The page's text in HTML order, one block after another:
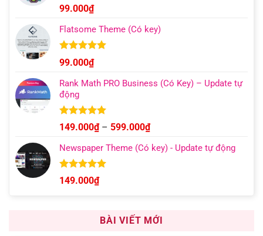
Được xếp
hạng 4.96
5 sao
99.000₫
Flatsome Theme (Có key)
Được xếp
hạng4.95
5 sao
99.000₫
Rank Math PRO Business (Có Key) – Update tự
động
Được xếp
hạng5.00
5 sao
149.000₫ – 599.000₫Khoảng
từ
Newspaper Theme (Có key) - Update tự động
Được xếp
hạng 4.92
149.000₫
BÀI VIẾT MỚI